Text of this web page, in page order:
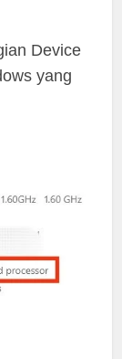
Device
yang